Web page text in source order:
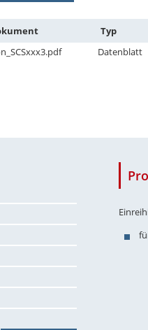
Typ
Datenblatt